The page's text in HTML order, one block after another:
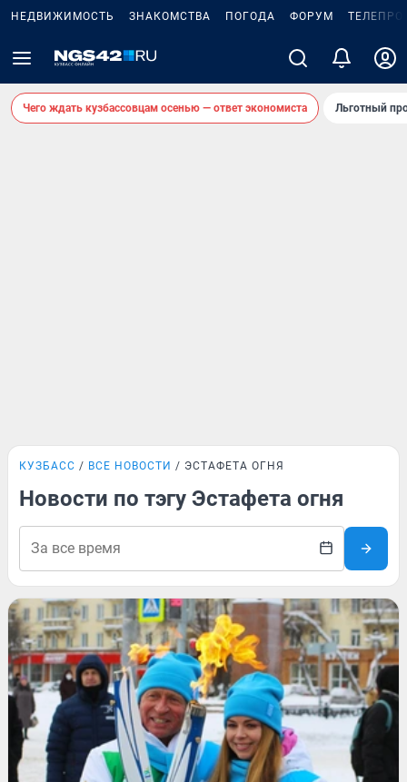
НЕДВИЖИМОСТЬ ЗНАКОМСТВА ПОГОДА ФОРУМ
Чего ждать кузбассовцам осенью — ответ экономиста Льготный
КУЗБАСС ВСЕ НОВОСТИ ЭСТАФЕТА ОГНЯ
Новости по тэгу Эстафета огня